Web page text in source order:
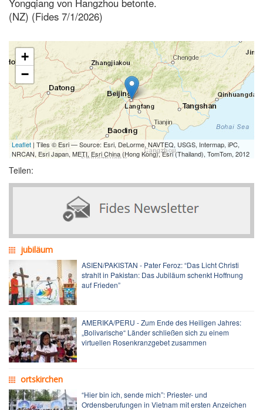
Yongqiang von Hangzhou betonte.
(NZ) (Fides 7/1/2026)
+
−
Leaflet| Tiles © Esri — Source: Esri, DeLorme, NAVTEQ, USGS, Intermap, iPC,
NRCAN, Esri Japan, METI, Esri China (Hong Kong), Esri (Thailand), TomTom, 2012
Teilen:
jubiläum
ASIEN/PAKISTAN - Pater Feroz: “Das Licht Christi
strahlt in Pakistan: Das Jubiläum schenkt Hoffnung
auf Frieden”
AMERIKA/PERU - Zum Ende des Heiligen Jahres:
„Bolivarische“ Länder schließen sich zu einem
virtuellen Rosenkranzgebet zusammen
ortskirchen
“Hier bin ich, sende mich”: Priester- und
Ordensberufungen in Vietnam mit ersten Anzeichen